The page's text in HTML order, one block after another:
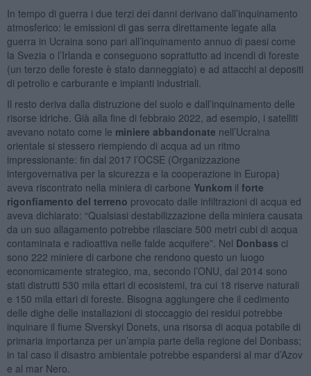
In tempo di guerra i due terzi dei danni derivano dall’inquinamento
atmosferico: le emissioni di gas serra direttamente legate alla
guerra in Ucraina sono pari all’inquinamento annuo di paesi come
la Svezia o l’Irlanda e conseguono soprattutto ad incendi di foreste
(un terzo delle foreste è stato danneggiato) e ad attacchi ai depositi
di petrolio e carburante e impianti industriali.
Il resto deriva dalla distruzione del suolo e dall’inquinamento delle
risorse idriche. Già alla fine di febbraio 2022, ad esempio, i satelliti
avevano notato come le miniere abbandonate nell’Ucraina
orientale si stessero riempiendo di acqua ad un ritmo
impressionante: fin dal 2017 l’OCSE (Organizzazione
intergovernativa per la sicurezza e la cooperazione in Europa)
aveva riscontrato nella miniera di carbone Yunkomil forte
rigonfiamento del terreno provocato dalle infiltrazioni di acqua ed
aveva dichiarato: “Qualsiasi destabilizzazione della miniera causata
da un suo allagamento potrebbe rilasciare 500 metri cubi di acqua
contaminata e radioattiva nelle falde acquifere”. Nel Donbass ci
sono 222 miniere di carbone che rendono questo un luogo
economicamente strategico, ma, secondo l’ONU, dal 2014 sono
stati distrutti 530 mila ettari di ecosistemi, tra cui 18 riserve naturali
e 150 mila ettari di foreste. Bisogna aggiungere che il cedimento
delle dighe delle installazioni di stoccaggio dei residui potrebbe
inquinare il fiume Siverskyi Donets, una risorsa di acqua potabile di
primaria importanza per un’ampia parte della regione del Donbass;
in tal caso il disastro ambientale potrebbe espandersi al mar d’Azov
e al mar Nero.